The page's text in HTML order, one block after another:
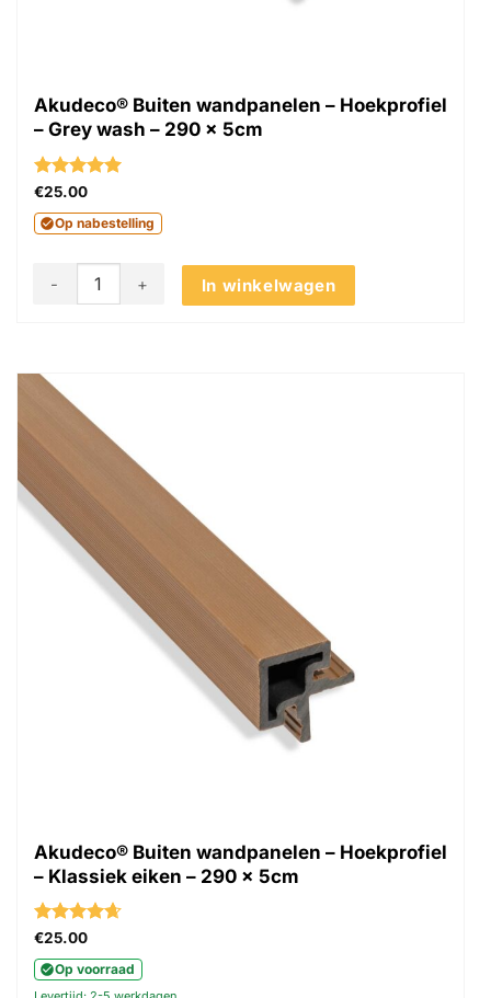
Akudeco® Buiten wandpanelen – Hoekprofiel
– Grey wash – 290 x 5cm
Gewaardeerd
€25.00
Op nabestelling
In winkelwagen
Akudeco® Buiten wandpanelen - Hoekprofiel - Grey wash
Akudeco® Buiten wandpanelen – Hoekprofiel
– Klassiek eiken – 290 x 5cm
Gewaardeerd
4.67uit 5
€25.00
Op voorraad